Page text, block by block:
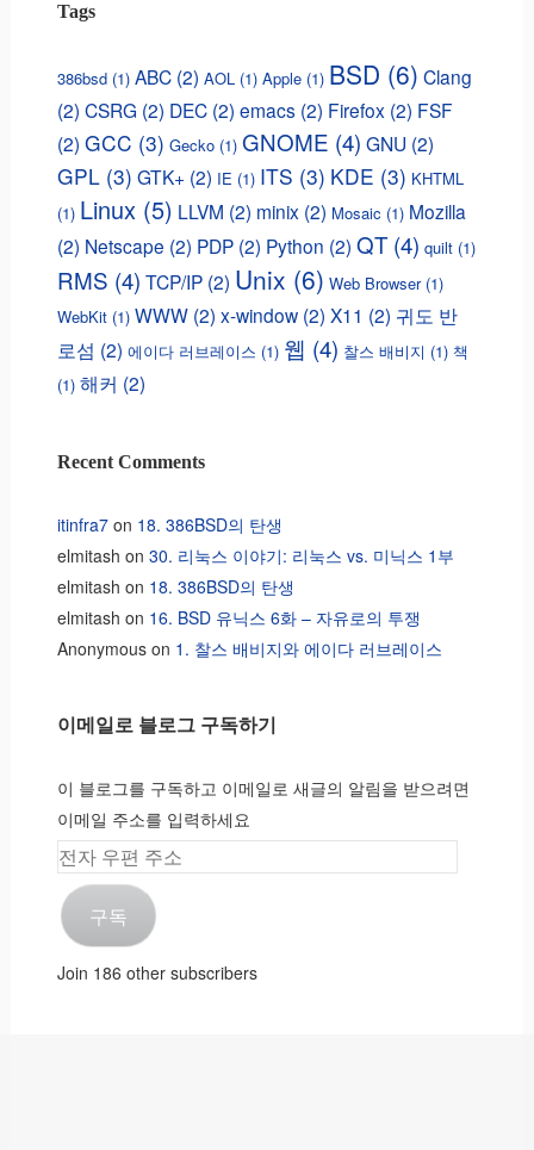
Tags
386bsd(1) ABC(2) AOL(1) Apple(1) BSD (6) Clang
(2) CSRG (2) DEC(2) emacs(2) Firefox (2) FSF
(2) GCC (3) Gecko(1) GNOME (4) GNU (2)
GPL(3) GTK+ (2) IE (1) ITS (3) KDE (3) KHTML
(1) Linux(5) LLVM (2) minix (2) Mosaic (1) Mozilla
(2) Netscape (2) PDP(2) Python (2) QT(4) quilt(1)
RMS (4) TCP/IP(2) Unix (6) Web Browser(1)
WebKit(1) WWW(2) x-window(2) X11 (2) 귀도 반
로섬 (2) 에이다 러브레이스 (1) 웹 (4) 찰스 배비지 (1) 책
(1) 해커 (2)
Recent Comments
itinfra7on 18. 386BSD의 탄생
elmitash on 30. 리눅스 이야기: 리눅스 vs. 미닉스 1부
elmitash on 18. 386BSD의 탄생
elmitash on 16. BSD 유닉스 6화 – 자유로의 투쟁
Anonymouson 1. 찰스 배비지와 에이다 러브레이스
이메일로 블로그 구독하기
이 블로그를 구독하고 이메일로 새글의 알림을 받으려면
이메일 주소를 입력하세요
전
자
우
편
주
구독
Join 186 other subscribers